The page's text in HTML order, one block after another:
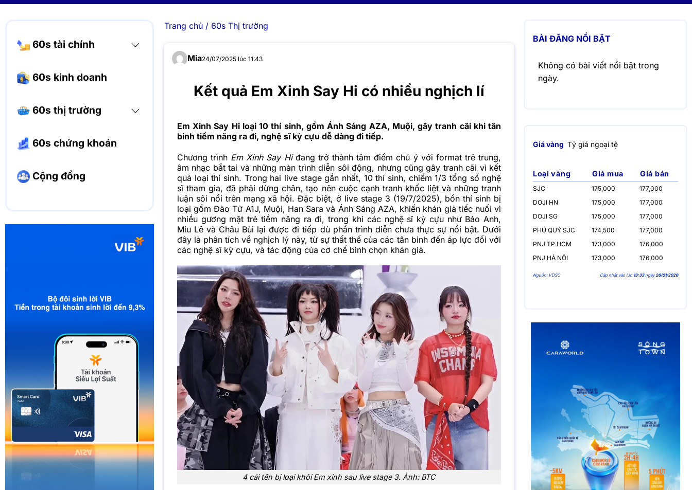
60s tài chính
60s kinh doanh
60s thị trường
60s chứng khoán
Cộng đồng
Trang chủ/ 60s Thị trường
Mia24/07/2025 lúc 11:43
Kết quả Em Xinh Say Hi có nhiều nghịch lí
Em Xinh Say Hi loại 10 thí sinh, gồm Ánh Sáng AZA, Muội, gây tranh cãi khi tân
binh tiềm năng ra đi, nghệ sĩ kỳ cựu dễ dàng đi tiếp.
Chương trình Em Xinh Say Hiđang trở thành tâm điểm chú ý với format trẻ trung,
âm nhạc bắt tai và những màn trình diễn sôi động, nhưng cũng gây tranh cãi vì kết
quả loại thí sinh. Trong hai live stage gần nhất, 10 thí sinh, chiếm 1/3 tổng số nghệ
sĩ tham gia, đã phải dừng chân, tạo nên cuộc cạnh tranh khốc liệt và những tranh
luận sôi nổi trên mạng xã hội. Đặc biệt, ở live stage 3 (19/7/2025), bốn thí sinh bị
loại gồm Đào Tử A1J, Muội, Han Sara và Ánh Sáng AZA, khiến khán giả tiếc nuối vì
nhiều gương mặt trẻ tiềm năng ra đi, trong khi các nghệ sĩ kỳ cựu như Bảo Anh,
Miu Lê và Châu Bùi lại được đi tiếp dù phần trình diễn chưa thực sự nổi bật. Dưới
đây là phân tích về nghịch lý này, từ sự thất thế của các tân binh đến áp lực đối với
các nghệ sĩ kỳ cựu, và tác động của cơ chế bình chọn khán giả.
4 cái tên bị loại khỏi Em xinh sau live stage 3. Ảnh: BTC
BÀI ĐĂNG NỔI BẬT
Không có bài viết nổi bật trong
ngày.
Giá vàng Tỷ giá ngoại tệ
Loại vàng Giá mua Giá bán
SJC 175,000
177,000
DOJI HN
175,000
177,000
DOJI SG
175,000
177,000
PHÚ QUÝ SJC
174,500
177,000
PNJ TP.HCM
173,000
176,000
PNJ HÀ NỘI
173,000 176,000
Nguồn: VDSC Cập nhật vào lúc 13:33ngày26/01/2026